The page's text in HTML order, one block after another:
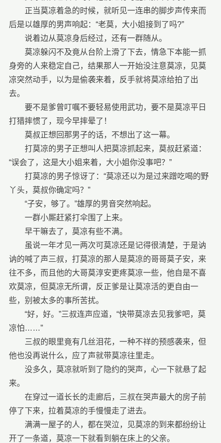
正当莫凉着急的时候，就听见一连串的脚步声传来而
后是以雄厚的男声响起：“老莫，大小姐接到了吗?”
说着边从莫凉身后经过，还有一群随从。
莫凉躲闪不及竟从台阶上滑了下去，情急下本能一抓
身旁的人来稳定自己，结果那人一开始没注意莫凉，见莫
凉突然动手，以为是偷袭来着，反手就将莫凉给拍了出
去。
要不是爹曾叮嘱不要轻易使用武功，要不是莫凉平日
打猎摔惯了，现今早摔晕了！
莫叔正想回那男子的话，不想出了这一幕。
打莫凉的男子正想叫人把莫凉抓起来，莫叔赶紧道：
“误会了，这是大小姐来着，大小姐你没事吧？”
打莫凉的男子惊讶了：“莫凉还以为是过来蹭吃喝的野
丫头，莫叔你确定吗？”
“子安，够了。”雄厚的男音突然响起。
一群小厮赶紧打伞围了上来。
早干嘛去了，莫凉有些不满。
虽说一年才见一两次可莫凉还是记得很清楚，于是讷
讷的喊了声三叔，打莫凉的那人是莫凉的哥哥莫子安，来
往不多，而且他的大哥莫淳安更疼莫凉一些，他自是不喜
欢莫凉，但莫凉无所谓，反正爹是让莫凉活的更自由一
些，别被太多的事所苦扰。
“好，好。”三叔连声应道，“快带莫凉去见我爹吧，莫
凉怕……”
三叔的眼里竟有几丝泪花，一种不祥的预感袭来，但
他也没再说什么，应了声就带莫凉往里走。
没多久，莫凉就听到了隐约的哭声，心一下就悬了起
来。
在穿过一道长长的走廊后，三叔在哭声最大的房子前
停了下来，拉着莫凉的手慢慢走了进去。
满满一屋子的人，都在哭泣，见莫凉的到来都纷纷让
开了一条道，莫凉一下就看到躺在床上的父亲。